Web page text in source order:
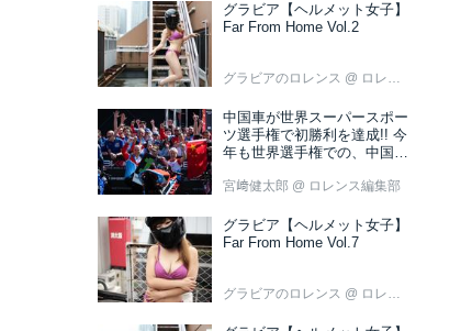
グラビア【ヘルメット女子】
Far From Home Vol.2
グラビアのロレンス @ ロレンス編集部
中国車が世界スーパースポー
ツ選手権で初勝利を達成!! 今
年も世界選手権での、中国車
宮﨑健太郎 @ ロレンス編集部
グラビア【ヘルメット女子】
Far From Home Vol.7
グラビアのロレンス @ ロレンス編集部